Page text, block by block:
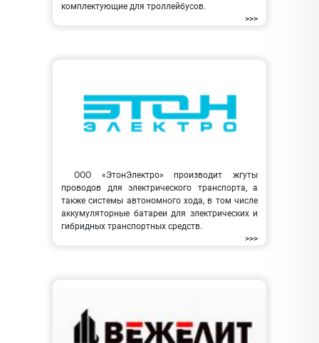
комплектующие для троллейбусов.
>>>
ООО «ЭтонЭлектро» производит жгуты
проводов для электрического транспорта, а
также системы автономного хода, в том числе
аккумуляторные батареи для электрических и
гибридных транспортных средств.
>>>